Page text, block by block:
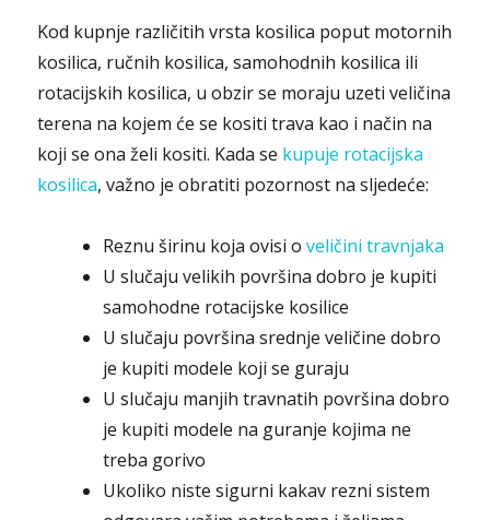
Kod kupnje različitih vrsta kosilica poput motornih
kosilica, ručnih kosilica, samohodnih kosilica ili
rotacijskih kosilica, u obzir se moraju uzeti veličina
terena na kojem će se kositi trava kao i način na
koji se ona želi kositi. Kada se kupuje rotacijska
kosilica, važno je obratiti pozornost na sljedeće:
Reznu širinu koja ovisi oveličini travnjaka
U slučaju velikih površina dobro je kupiti
samohodne rotacijske kosilice
U slučaju površina srednje veličine dobro
je kupiti modele koji se guraju
U slučaju manjih travnatih površina dobro
je kupiti modele na guranje kojima ne
treba gorivo
Ukoliko niste sigurni kakav rezni sistem